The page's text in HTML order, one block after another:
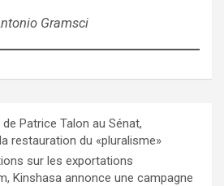
Gramsci
Patrice Talon au Sénat,
restauration du «pluralisme»
sur les exportations
Kinshasa annonce une campagne